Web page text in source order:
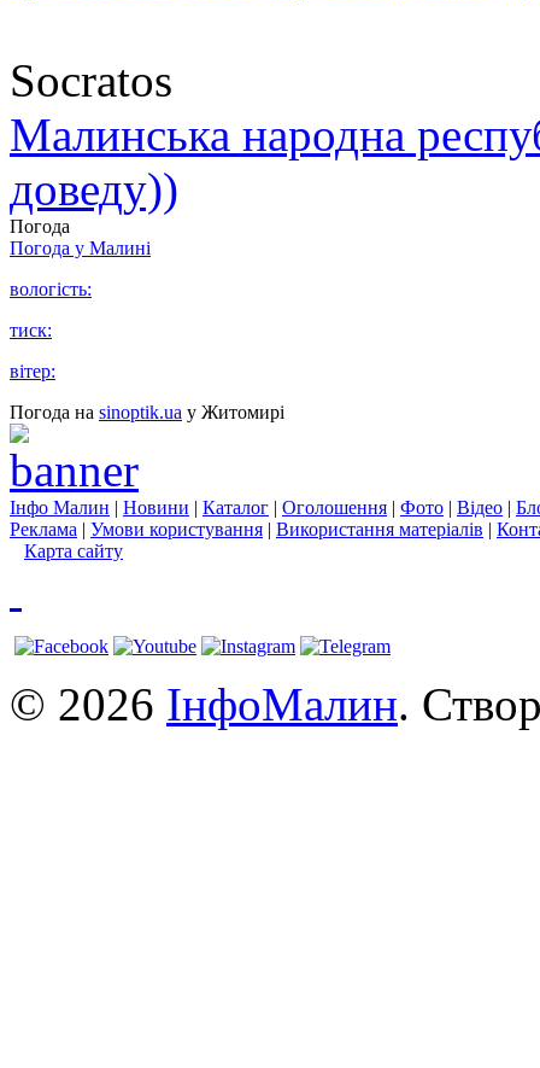
Socratos
Малинська народна
доведу))
Погода
Погода у Малині
вологість:
тиск:
вітер:
Погода на sinoptik.ua у Житомирі
Інфо Малин | Новини | Каталог | Оголошення | Фото | Відео |
Реклама | Умови користування | Використання матеріалів |
Карта сайту
© 2026 ІнфоМалин.